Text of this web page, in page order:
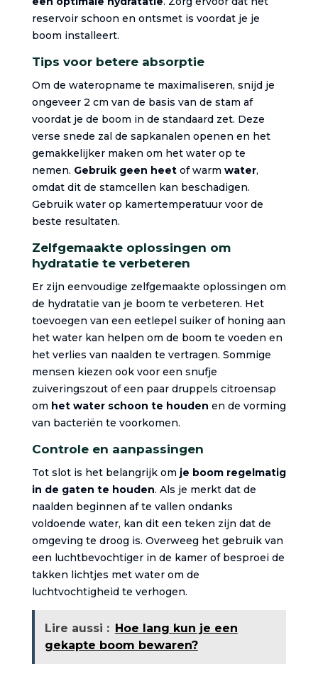
reservoir schoon en ontsmet is voordat je je
boom installeert.
Tips voor betere absorptie
Om de wateropname te maximaliseren, snijd je
ongeveer 2 cm van de basis van de stam af
voordat je de boom in de standaard zet. Deze
verse snede zal de sapkanalen openen en het
gemakkelijker maken om het water op te
nemen. Gebruik geen heetof warm water,
omdat dit de stamcellen kan beschadigen.
Gebruik water op kamertemperatuur voor de
beste resultaten.
Zelfgemaakte oplossingen om
hydratatie te verbeteren
Er zijn eenvoudige zelfgemaakte oplossingen om
de hydratatie van je boom te verbeteren. Het
toevoegen van een eetlepel suiker of honing aan
het water kan helpen om de boom te voeden en
het verlies van naalden te vertragen. Sommige
mensen kiezen ook voor een snufje
zuiveringszout of een paar druppels citroensap
om het water schoon te houden en de vorming
van bacteriën te voorkomen.
Controle en aanpassingen
Tot slot is het belangrijk om je boom regelmatig
in de gaten te houden. Als je merkt dat de
naalden beginnen af te vallen ondanks
voldoende water, kan dit een teken zijn dat de
omgeving te droog is. Overweeg het gebruik van
een luchtbevochtiger in de kamer of besproei de
takken lichtjes met water om de
luchtvochtigheid te verhogen.
Lire aussi : Hoe lang kun je een
gekapte boom bewaren?